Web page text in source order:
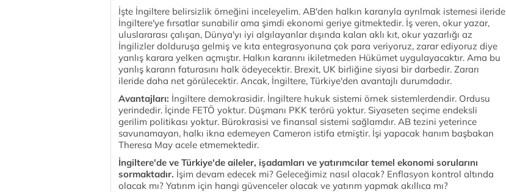
İşte İngiltere belirsizlik örneğini inceleyelim. AB'den halkın kararıyla ayrılmak istemesi ileride
İngiltere'ye fırsatlar sunabilir ama şimdi ekonomi geriye gitmektedir. İş veren, okur yazar,
uluslararası çalışan, Dünya'yı iyi algılayanlar dışında kalan aklı kıt, okur yazarlığı az
İngilizler dolduruşa gelmiş ve kıta entegrasyonuna çok para veriyoruz, zarar ediyoruz diye
yanlış karara yelken açmıştır. Halkın kararını ikiletmeden Hükümet uygulayacaktır. Ama bu
yanlış kararın faturasını halk ödeyecektir. Brexit, UK birliğine siyasi bir darbedir. Zararı
ileride daha net görülecektir. Ancak, İngiltere, Türkiye'den avantajlı durumdadır.
Avantajları: İngiltere demokrasidir. İngiltere hukuk sistemi örnek sistemlerdendir. Ordusu
yerindedir. İçinde FETÖ yoktur. Düşmanı PKK terörü yoktur. Siyaseten seçime endeksli
gerilim politikası yoktur. Bürokrasisi ve finansal sistemi sağlamdır. AB tezini yeterince
savunamayan, halkı ikna edemeyen Cameron istifa etmiştir. İşi yapacak hanım başbakan
Theresa May acele etmemektedir.
İngiltere'de ve Türkiye'de aileler, işadamları ve yatırımcılar temel ekonomi sorularını
sormaktadır. İşim devam edecek mi? Geleceğimiz nasıl olacak? Enflasyon kontrol altında
olacak mı? Yatırım için hangi güvenceler olacak ve yatırım yapmak akıllıca mı?